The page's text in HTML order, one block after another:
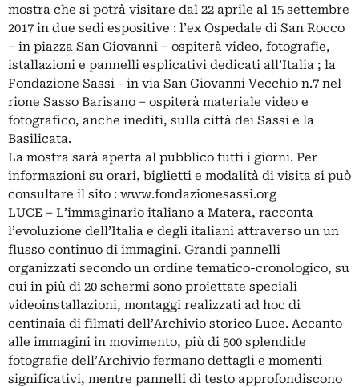
mostra che si potrà visitare dal 22 aprile al 15 settembre
2017 in due sedi espositive : l’ex Ospedale di San Rocco
– in piazza San Giovanni – ospiterà video, fotografie,
istallazioni e pannelli esplicativi dedicati all’Italia ; la
Fondazione Sassi - in via San Giovanni Vecchio n.7 nel
rione Sasso Barisano – ospiterà materiale video e
fotografico, anche inediti, sulla città dei Sassi e la
Basilicata.
La mostra sarà aperta al pubblico tutti i giorni. Per
informazioni su orari, biglietti e modalità di visita si può
consultare il sito : www.fondazionesassi.org
LUCE – L’immaginario italiano a Matera, racconta
l’evoluzione dell’Italia e degli italiani attraverso un un
flusso continuo di immagini. Grandi pannelli
organizzati secondo un ordine tematico-cronologico, su
cui in più di 20 schermi sono proiettate speciali
videoinstallazioni, montaggi realizzati ad hoc di
centinaia di filmati dell’Archivio storico Luce. Accanto
alle immagini in movimento, più di 500 splendide
fotografie dell’Archivio fermano dettagli e momenti
significativi, mentre pannelli di testo approfondiscono